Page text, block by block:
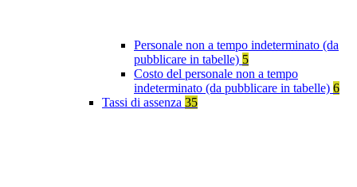
Personale non a tempo indeterminato (da
pubblicare in tabelle) 5
Costo del personale non a tempo
indeterminato (da pubblicare in tabelle) 6
Tassi di assenza 35